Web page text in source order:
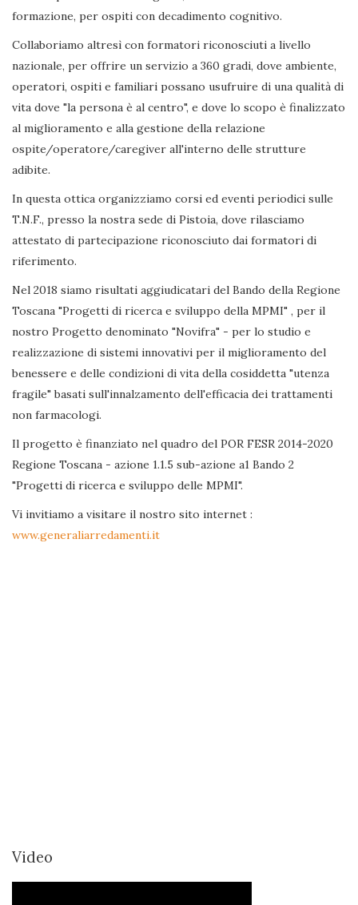
formazione, per ospiti con decadimento cognitivo.
Collaboriamo altresì con formatori riconosciuti a livello
nazionale, per offrire un servizio a 360 gradi, dove ambiente,
operatori, ospiti e familiari possano usufruire di una qualità di
vita dove "la persona è al centro", e dove lo scopo è finalizzato
al miglioramento e alla gestione della relazione
ospite/operatore/caregiver all'interno delle strutture
adibite.
In questa ottica organizziamo corsi ed eventi periodici sulle
T.N.F., presso la nostra sede di Pistoia, dove rilasciamo
attestato di partecipazione riconosciuto dai formatori di
riferimento.
Nel 2018 siamo risultati aggiudicatari del Bando della Regione
Toscana "Progetti di ricerca e sviluppo della MPMI" , per il
nostro Progetto denominato "Novifra" - per lo studio e
realizzazione di sistemi innovativi per il miglioramento del
benessere e delle condizioni di vita della cosiddetta "utenza
fragile" basati sull'innalzamento dell'efficacia dei trattamenti
non farmacologi.
Il progetto è finanziato nel quadro del POR FESR 2014-2020
Regione Toscana - azione 1.1.5 sub-azione a1 Bando 2
"Progetti di ricerca e sviluppo delle MPMI".
Vi invitiamo a visitare il nostro sito internet :
www.generaliarredamenti.it
Video